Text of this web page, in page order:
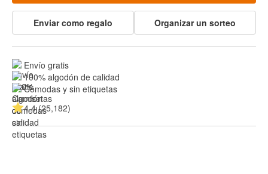
Enviar como regalo Organizar un sorteo
Envío gratis
100% algodón de calidad
Cómodas y sin etiquetas
4.4 (25,182)